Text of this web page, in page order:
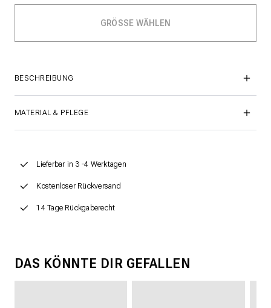
BESCHREIBUNG
MATERIAL & PFLEGE
Lieferbar in 3 -4 Werktagen
Kostenloser Rückversand
14 Tage Rückgaberecht
DAS KÖNNTE DIR GEFALLEN